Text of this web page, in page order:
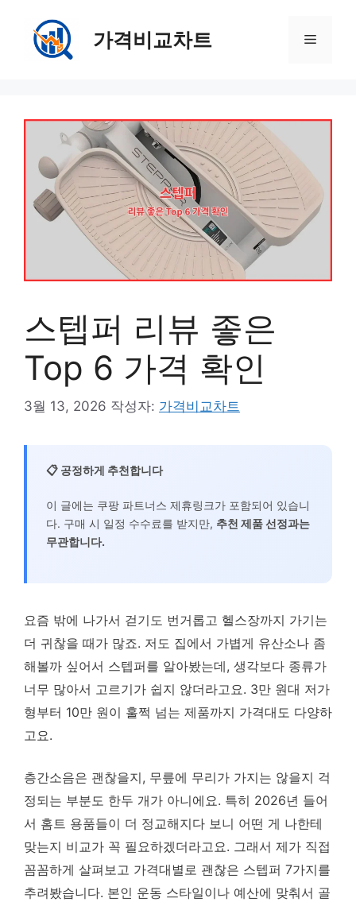
가격비교차트 메
스텝퍼 리뷰 좋은
Top 6 가격 확인
3월 13, 2026 작성자: 가격비교차트
📋 공정하게 추천합니다
이 글에는 쿠팡 파트너스 제휴링크가 포함되어 있습니
다. 구매 시 일정 수수료를 받지만, 추천 제품 선정과는
무관합니다.
요즘 밖에 나가서 걷기도 번거롭고 헬스장까지 가기는
더 귀찮을 때가 많죠. 저도 집에서 가볍게 유산소나 좀
해볼까 싶어서 스텝퍼를 알아봤는데, 생각보다 종류가
너무 많아서 고르기가 쉽지 않더라고요. 3만 원대 저가
형부터 10만 원이 훌쩍 넘는 제품까지 가격대도 다양하
고요.
층간소음은 괜찮을지, 무릎에 무리가 가지는 않을지 걱
정되는 부분도 한두 개가 아니에요. 특히 2026년 들어
서 홈트 용품들이 더 정교해지다 보니 어떤 게 나한테
맞는지 비교가 꼭 필요하겠더라고요. 그래서 제가 직접
꼼꼼하게 살펴보고 가격대별로 괜찮은 스텝퍼 7가지를
추려봤습니다. 본인 운동 스타일이나 예산에 맞춰서 골